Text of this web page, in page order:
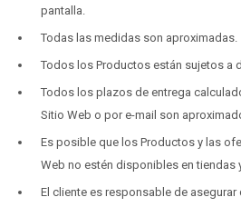
pantalla.
Todas las medidas son aproximadas.
Todos los Productos están sujetos a
Todos los plazos de entrega
Sitio Web o por e-mail son
Es posible que los Productos y las
Web no estén disponibles en tiendas
El cliente es responsable de